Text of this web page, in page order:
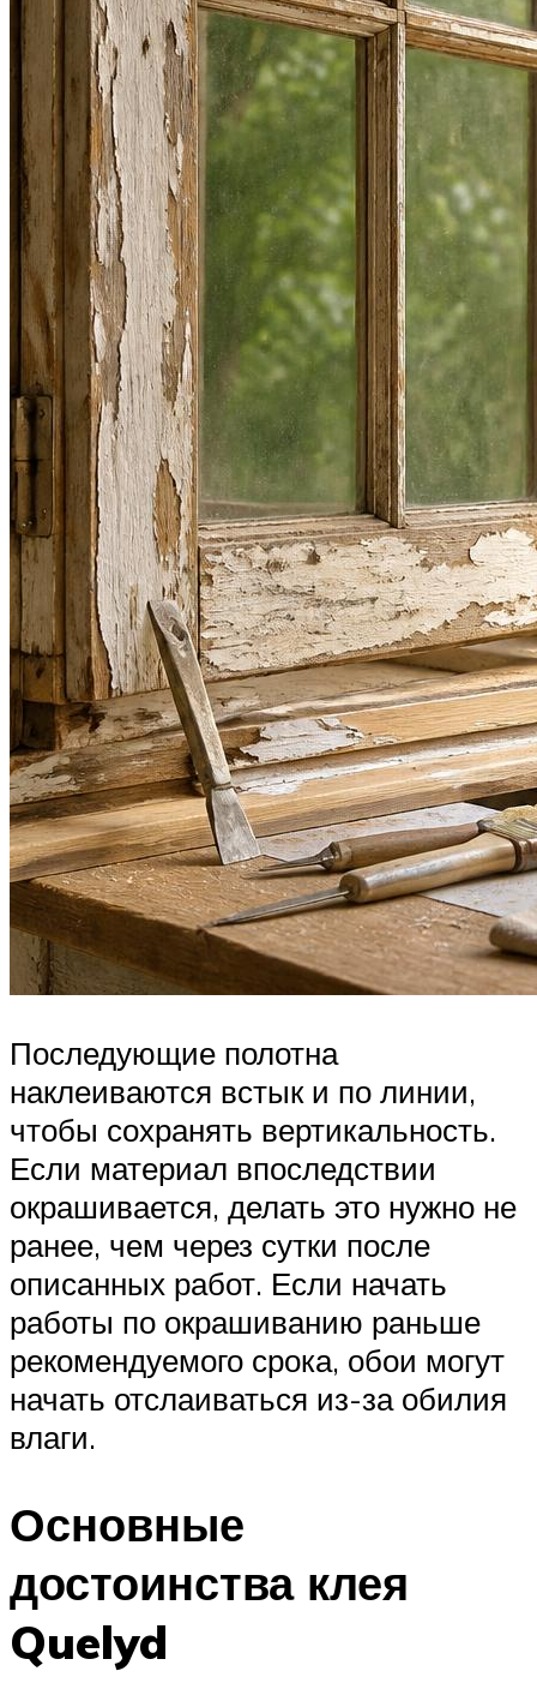
Последующие полотна
наклеиваются встык и по линии,
чтобы сохранять вертикальность.
Если материал впоследствии
окрашивается, делать это нужно не
ранее, чем через сутки после
описанных работ. Если начать
работы по окрашиванию раньше
рекомендуемого срока, обои могут
начать отслаиваться из-за обилия
влаги.
Основные
достоинства клея
Quelyd